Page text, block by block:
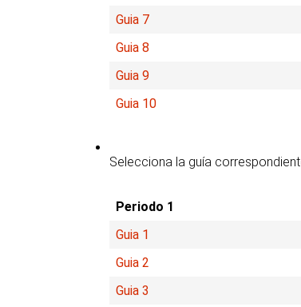
Guia 7
Guia 8
Guia 9
Guia 10
Selecciona la guía
Periodo 1
Guia 1
Guia 2
Guia 3